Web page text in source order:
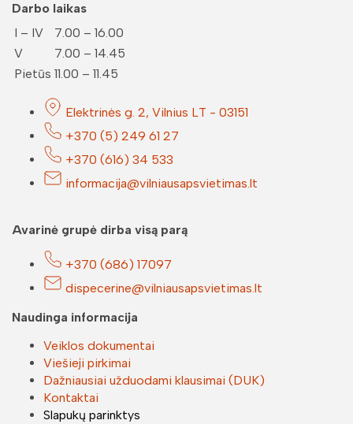
Darbo laikas
I – IV
7.00 – 16.00
V
7.00 – 14.45
Pietūs 11.00 – 11.45
Elektrinės g. 2, Vilnius LT - 03151
+370 (5) 249 61 27
+370 (616) 34 533
informacija@vilniausapsvietimas.lt
Avarinė grupė dirba visą parą
+370 (686) 17097
dispecerine@vilniausapsvietimas.lt
Naudinga informacija
Veiklos dokumentai
Viešieji pirkimai
Dažniausiai užduodami klausimai (DUK)
Kontaktai
Slapukų parinktys